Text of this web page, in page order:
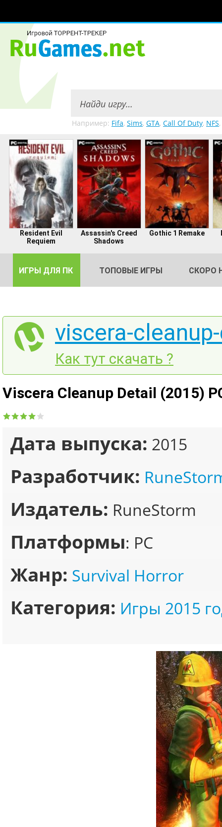
Например: Fifa, Sims, GTA, Call Of Duty, NFS,
Resident Evil
Requiem
Assassin's Creed
Shadows
Gothic 1 Remake
ИГРЫ ДЛЯ ПК ТОПОВЫЕ ИГРЫ СКОРО
viscera-
Как тут скачать ?
Viscera Cleanup Detail (2015)
Дата выпуска: 2015
Разработчик:
Издатель: RuneStorm
Платформы: PC
Жанр: Survival Horror
Категория: Игры 2015